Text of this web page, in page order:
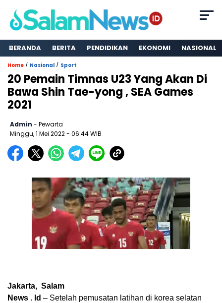
BERANDA BERITA PENDIDIKAN EKONOMI NASIONAL
Home / Nasional / Sport
20 Pemain Timnas U23 Yang Akan Di
Bawa Shin Tae-yong , SEA Games
2021
Admin - Pewarta
Minggu, 1 Mei 2022- 06:44 WIB
Jakarta, Salam
News . Id – Setelah pemusatan latihan di korea selatan